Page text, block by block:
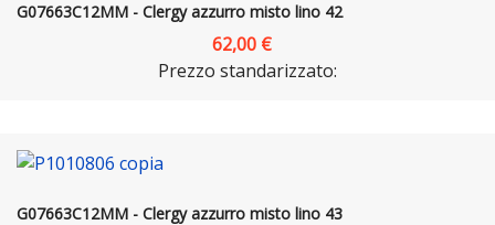
G07663C12MM - Clergy azzurro misto lino 42
62,00 €
Prezzo standarizzato:
G07663C12MM - Clergy azzurro misto lino 43